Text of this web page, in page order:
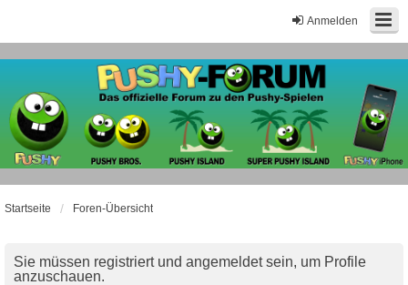
Anmelden
Startseite Foren-Übersicht
Sie müssen registriert und angemeldet sein, um Profile
anzuschauen.